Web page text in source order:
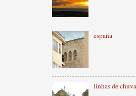
españa
linhas de chuva